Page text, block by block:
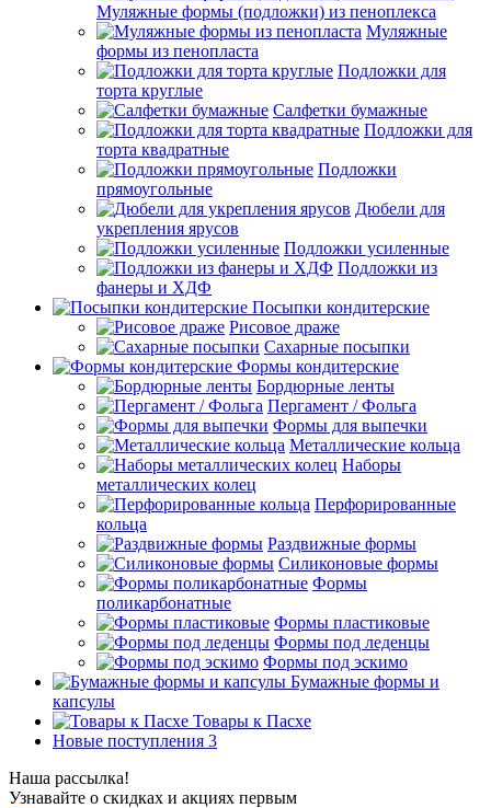
Муляжные формы (подложки) из пеноплекса
Муляжные
формы из пенопласта
Подложки для
торта круглые
Салфетки бумажные
Подложки для
торта квадратные
Подложки
прямоугольные
Дюбели для
укрепления ярусов
Подложки усиленные
Подложки из
фанеры и ХДФ
Посыпки кондитерские
Рисовое драже
Сахарные посыпки
Формы кондитерские
Бордюрные ленты
Пергамент / Фольга
Формы для выпечки
Металлические кольца
Наборы
металлических колец
Перфорированные
кольца
Раздвижные формы
Силиконовые формы
Формы
поликарбонатные
Формы пластиковые
Формы под леденцы
Формы под эскимо
Бумажные формы и
капсулы
Товары к Пасхе
Новые поступления 3
Наша рассылка!
Узнавайте о скидках и акциях первым